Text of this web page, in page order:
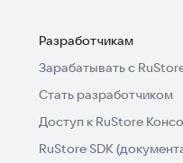
Разработчикам
Зарабатывать с
Стать разработчиком
Доступ к RuStore
RuStore SDK